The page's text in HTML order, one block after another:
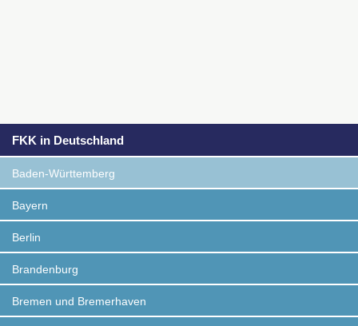
FKK in Deutschland
Baden-Württemberg
Bayern
Berlin
Brandenburg
Bremen und Bremerhaven